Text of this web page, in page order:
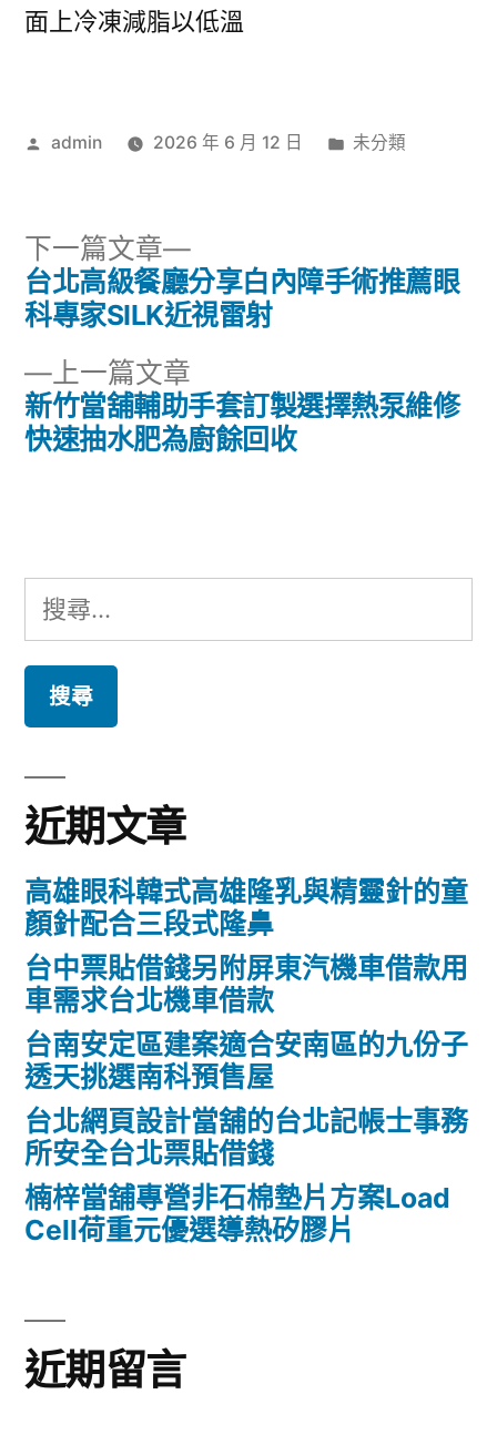
面上冷凍減脂以低溫
作
admin 2026 年 6 月 12 日
分
未分類
文
導
覽
上一篇文章
一
篇
新竹當舖輔助手套訂製選擇熱泵維修
快速抽水肥為廚餘回收
下一篇文章
下
一
篇
台北高級餐廳分享白內障手術推薦眼
科專家SILK近視雷射
搜
尋
鍵
字:
近期文章
高雄眼科韓式高雄隆乳與精靈針的童
顏針配合三段式隆鼻
台中票貼借錢另附屏東汽機車借款用
車需求台北機車借款
台南安定區建案適合安南區的九份子
透天挑選南科預售屋
台北網頁設計當舖的台北記帳士事務
所安全台北票貼借錢
楠梓當舖專營非石棉墊片方案Load
Cell荷重元優選導熱矽膠片
近期留言